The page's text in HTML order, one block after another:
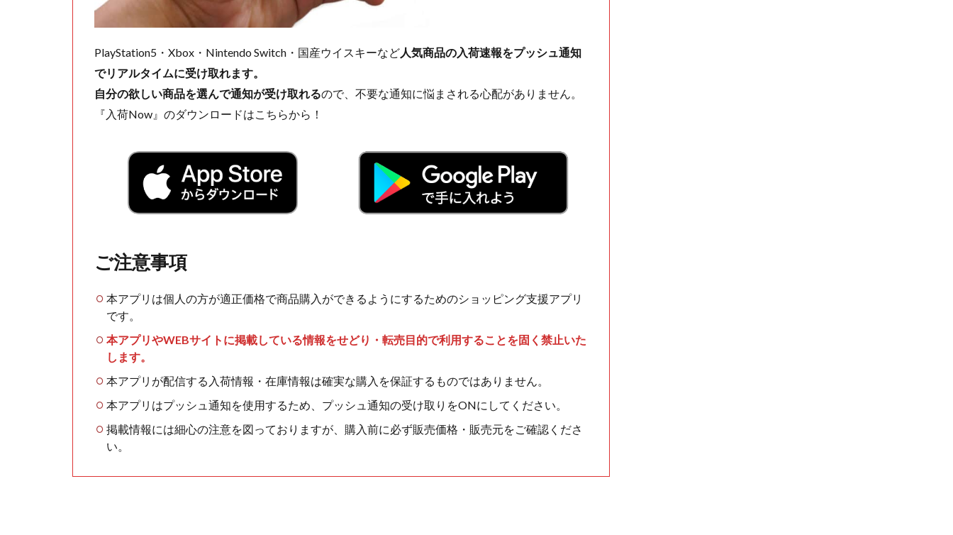
PlayStation5・Xbox・Nintendo Switch・国産ウイスキーなど人気商品の入荷速報をプッシュ通知
でリアルタイムに受け取れます。
自分の欲しい商品を選んで通知が受け取れるので、不要な通知に悩まされる心配がありません。
『入荷Now』のダウンロードはこちらから！
ご注意事項
本アプリは個人の方が適正価格で商品購入ができるようにするためのショッピング支援アプリ
です。
本アプリやWEBサイトに掲載している情報をせどり・転売目的で利用することを固く禁止いた
します。
本アプリが配信する入荷情報・在庫情報は確実な購入を保証するものではありません。
本アプリはプッシュ通知を使用するため、プッシュ通知の受け取りをONにしてください。
掲載情報には細心の注意を図っておりますが、購入前に必ず販売価格・販売元をご確認くださ
い。